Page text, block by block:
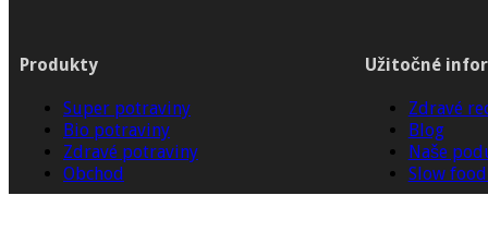
Produkty
Super potraviny
Bio potraviny
Zdravé potraviny
Obchod
Užitočné
Zdravé
Blog
Naše
Slow